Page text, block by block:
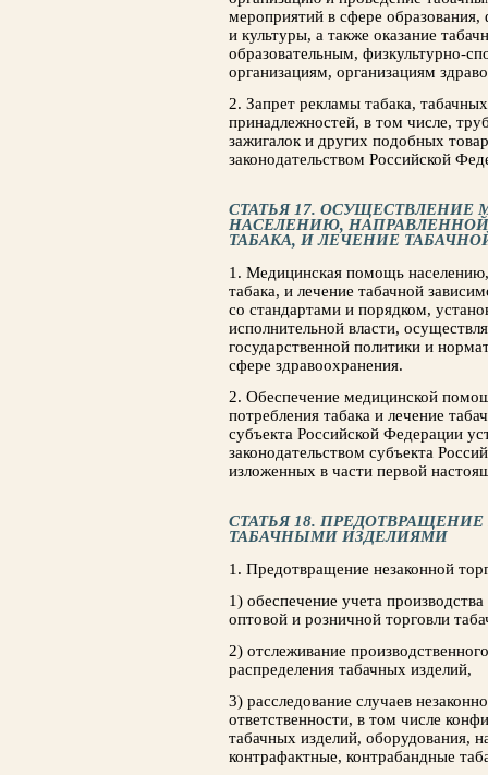
мероприятий в сфере образования,
и культуры, а также оказание
образовательным, физкультурно-
организациям, организациям
2. Запрет рекламы табака,
принадлежностей, в том числе,
зажигалок и других подобных
законодательством Российской
СТАТЬЯ 17.
НАСЕЛЕНИЮ,
ТАБАКА, И ЛЕЧЕНИЕ
1. Медицинская помощь населению,
табака, и лечение табачной
со стандартами и порядком,
исполнительной власти,
государственной политики и
сфере здравоохранения.
2. Обеспечение медицинской
потребления табака и лечение
субъекта Российской Федерации
законодательством субъекта
изложенных в части первой
СТАТЬЯ 18.
ТАБАЧНЫМИ ИЗДЕЛИЯМИ
1. Предотвращение незаконной
1) обеспечение учета
оптовой и розничной торговли
2) отслеживание
распределения табачных изделий,
3) расследование случаев
ответственности, в том числе
табачных изделий, оборудования,
контрафактные, контрабандные